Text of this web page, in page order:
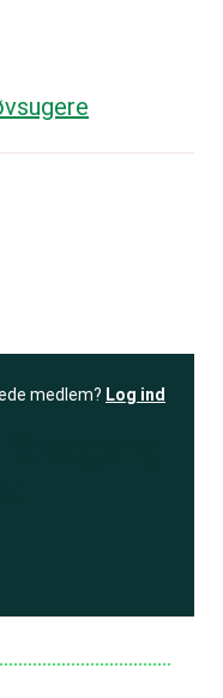
medlem? Log ind